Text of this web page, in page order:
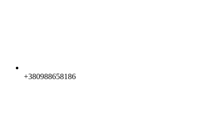
+380988658186